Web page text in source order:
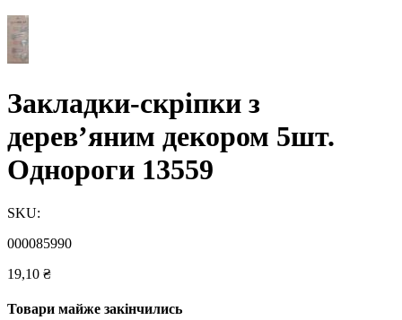
Закладки-скріпки з
дерев’яним декором 5шт.
Однороги 13559
SKU:
000085990
19,10 ₴
Товари майже закінчились